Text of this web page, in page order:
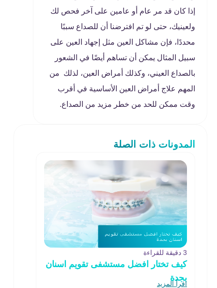
إذا كان قد مر عام أو عامين على آخر فحص لك
ولعينيك، حتى لو تم افترضنا أن للصداع سببًا
محددًا، فإن مشاكل العين مثل إجهاد العين على
سبيل المثال يمكن أن تساهم أيضًا في الشعور
بالصداع العيني، وكذلك أمراض العين، لذلك من
المهم علاج أمراض العين الأساسية في أقرب
وقت ممكن للحد من خطر مزيد من الصداع.
المدونات ذات الصلة
3 دقيقة للقراءة
كيف تختار افضل مستشفى تقويم اسنان
بجدة
اقرأ المزيد